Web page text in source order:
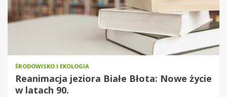
ŚRODOWISKO I EKOLOGIA
Reanimacja jeziora Białe Błota: Nowe życie
w latach 90.